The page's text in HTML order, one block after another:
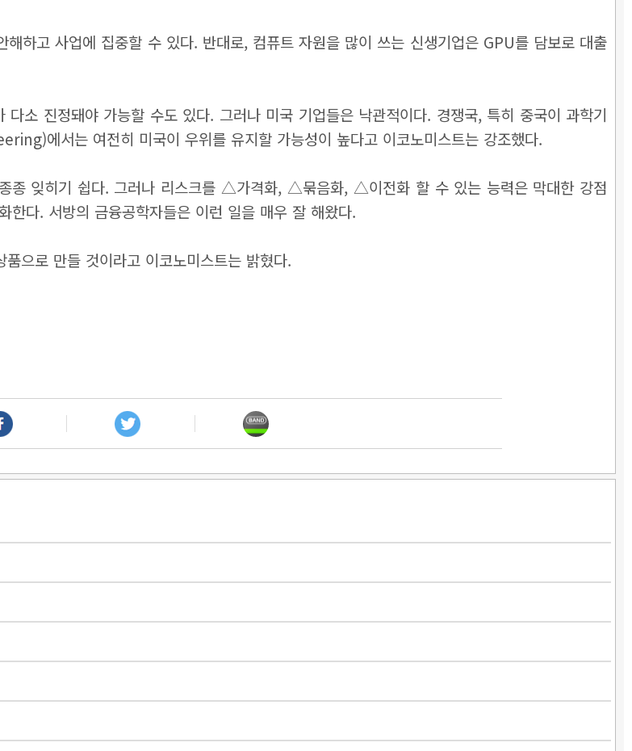
하고 사업에 집중할 수 있다. 반대로, 컴퓨트 자원을 많이 쓰는 신생기업은 GPU를 담보로 대출
소 진정돼야 가능할 수도 있다. 그러나 미국 기업들은 낙관적이다. 경쟁국, 특히 중국이 과학기
에서는 여전히 미국이 우위를 유지할 가능성이 높다고 이코노미스트는 강조했다.
종 잊히기 쉽다. 그러나 리스크를 △가격화, △묶음화, △이전화 할 수 있는 능력은 막대한 강점
다. 서방의 금융공학자들은 이런 일을 매우 잘 해왔다.
으로 만들 것이라고 이코노미스트는 밝혔다.